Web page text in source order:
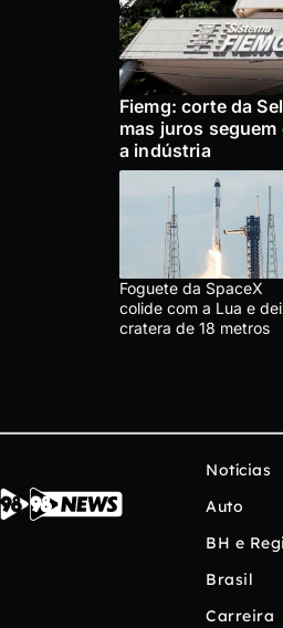
Fiemg: corte da
mas juros
a indústria
Foguete da SpaceX
colide com a Lua e
cratera de 18 metros
Notícias
Auto
BH e
Brasil
Carreira